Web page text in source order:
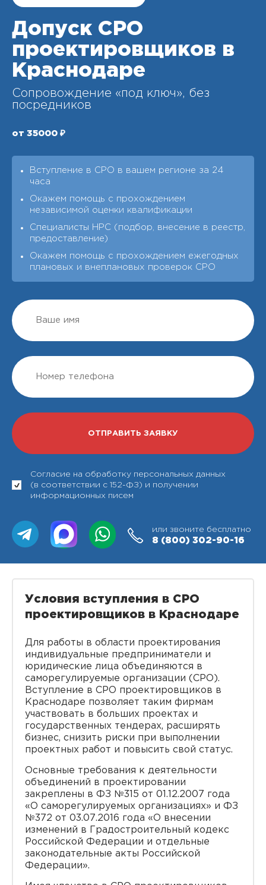
Допуск СРО
проектировщиков в
Краснодаре
Сопровождение «под ключ», без
посредников
от 35000 ₽
Вступление в СРО в вашем регионе за 24
часа
Окажем помощь с прохождением
независимой оценки квалификации
Специалисты НРС (подбор, внесение в реестр,
предоставление)
Окажем помощь с прохождением ежегодных
плановых и внеплановых проверок СРО
Согласие на обработку персональных данных
(в соответствии с 152-ФЗ) и получении
информационных писем
или звоните бесплатно
8 (800) 302-90-16
Условия вступления в СРО
проектировщиков в Краснодаре
Для работы в области проектирования
индивидуальные предприниматели и
юридические лица объединяются в
саморегулируемые организации (СРО).
Вступление в СРО проектировщиков в
Краснодаре позволяет таким фирмам
участвовать в больших проектах и
государственных тендерах, расширять
бизнес, снизить риски при выполнении
проектных работ и повысить свой статус.
Основные требования к деятельности
объединений в проектировании
закреплены в ФЗ №315 от 01.12.2007 года
«О саморегулируемых организациях» и ФЗ
№372 от 03.07.2016 года «О внесении
изменений в Градостроительный кодекс
Российской Федерации и отдельные
законодательные акты Российской
Федерации».